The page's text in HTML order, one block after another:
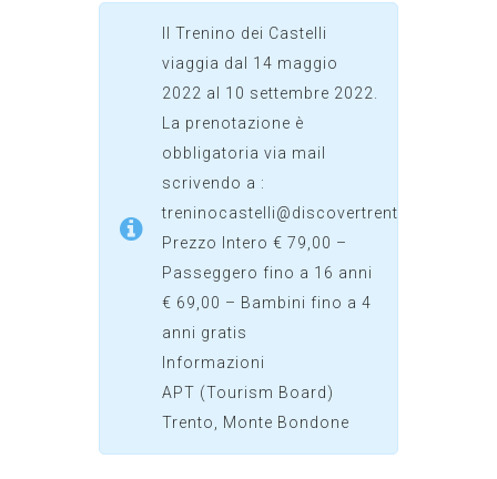
Il Trenino dei Castelli
viaggia dal 14 maggio
2022 al 10 settembre 2022.
La prenotazione è
obbligatoria via mail
scrivendo a :
treninocastelli@discovertrento.it
Prezzo Intero € 79,00 –
Passeggero fino a 16 anni
€ 69,00 – Bambini fino a 4
anni gratis
Informazioni
APT (Tourism Board)
Trento, Monte Bondone